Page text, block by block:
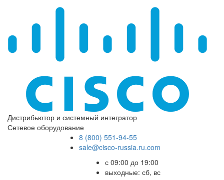
Дистрибьютор и системный интегратор
Сетевое оборудование
8 (800) 551-94-55
sale@cisco-russia.ru.com
с 09:00 до 19:00
выходные: сб, вс